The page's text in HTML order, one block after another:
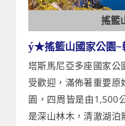
搖籃
ý★搖籃山國家公園~
塔斯馬尼亞多座國家公
受歡迎，滿佈著重要
園，四周皆是由1,500
是深山林木，清澈湖泊